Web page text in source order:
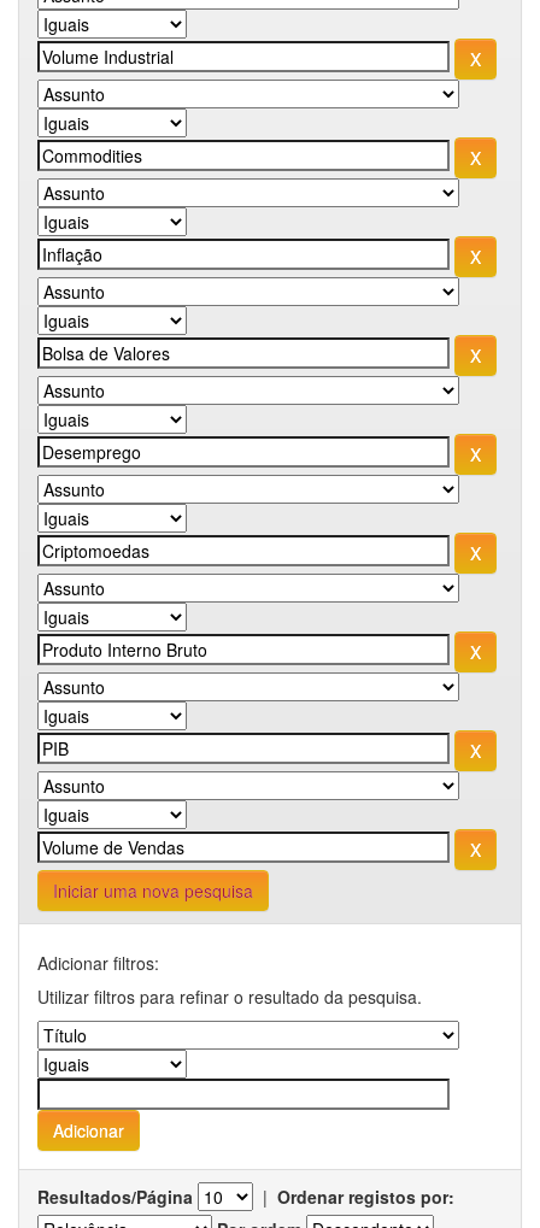
Iniciar uma nova pesquisa
Adicionar filtros:
Utilizar filtros para refinar o resultado da pesquisa.
Resultados/Página | Ordenar registos por: